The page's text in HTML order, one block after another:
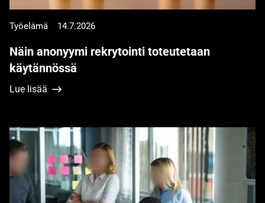
Työelämä 14.7.2026
Näin anonyymi rekrytointi toteutetaan
käytännössä
Lue lisää